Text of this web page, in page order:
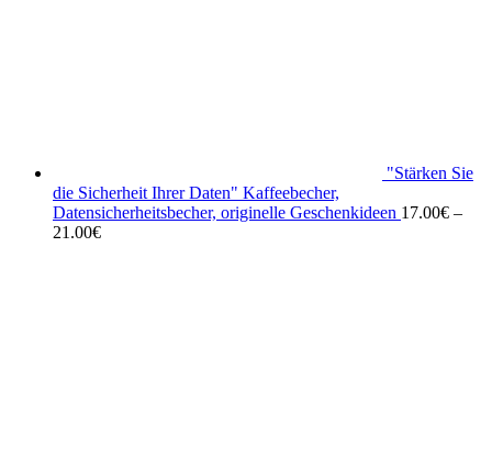
"Stärken Sie
die Sicherheit Ihrer Daten" Kaffeebecher,
Datensicherheitsbecher, originelle Geschenkideen 17.00€ –
21.00€